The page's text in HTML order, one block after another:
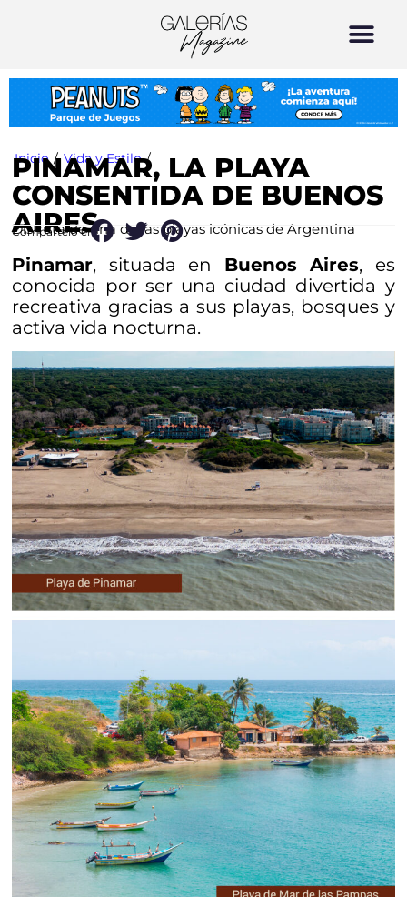
Inicio / Vida y Estilo /
PINAMAR, LA PLAYA
CONSENTIDA DE BUENOS
AIRES
Disfruta de una de las playas icónicas de Argentina
Compártelo en:
Pinamar, situada en Buenos Aires, es
conocida por ser una ciudad divertida y
recreativa gracias a sus playas, bosques y
activa vida nocturna.